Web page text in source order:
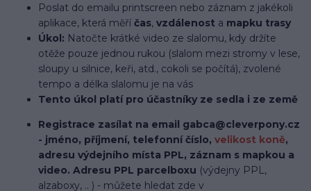
Poslat do emailu printscreen nebo záznam z jakékoli
aplikace, která měří čas, vzdálenost a mapku trasy
Úkol: Natočte krátké video ze slalomu, kdy držíte
otěže pouze jednou rukou (slalom mezi stromy v lese,
sloupy u silnice, keři, atd., cokoli se počítá), zvolené
tempo a délka slalomu je na vás
Tento úkol platí pro účastníky ze sedla i ze země
Registrace zasílat na email gabca@cleverpony.cz
- jméno, příjmení, telefonní číslo, velikost koně,
adresu výdejního místa PPL, záznam s mapkou a
video. Adresu PPL parcelboxu (výdejny PPL,
alzaboxy, .. ) - můžete hledat zde v